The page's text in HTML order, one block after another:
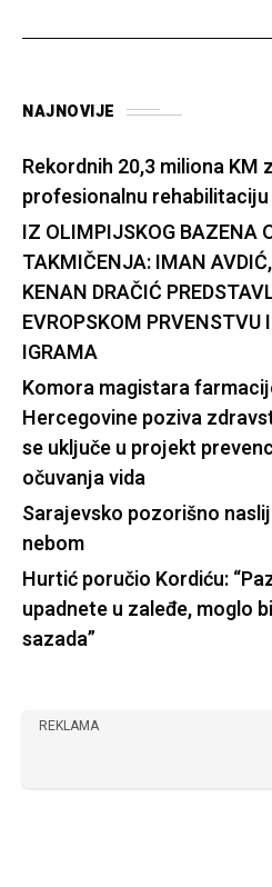
NAJNOVIJE
Rekordnih 20,3 miliona KM
profesionalnu
IZ OLIMPIJSKOG BAZENA
TAKMIČENJA: IMAN
KENAN DRAČIĆ
EVROPSKOM PRVENSTVU
IGRAMA
Komora magistara
Hercegovine poziva
se uključe u projekt
očuvanja vida
Sarajevsko pozorišno
nebom
Hurtić poručio Kordiću:
upadnete u zaleđe, moglo
sazada”
REKLAMA